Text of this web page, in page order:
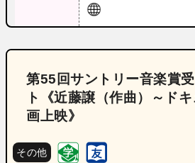
第55回サントリー音楽賞
ト《近藤譲（作曲）～ド
画上映》
その他